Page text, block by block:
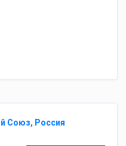
Союз, Россия